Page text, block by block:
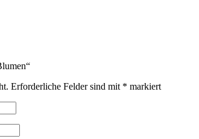
Erforderliche Felder sind mit * markiert